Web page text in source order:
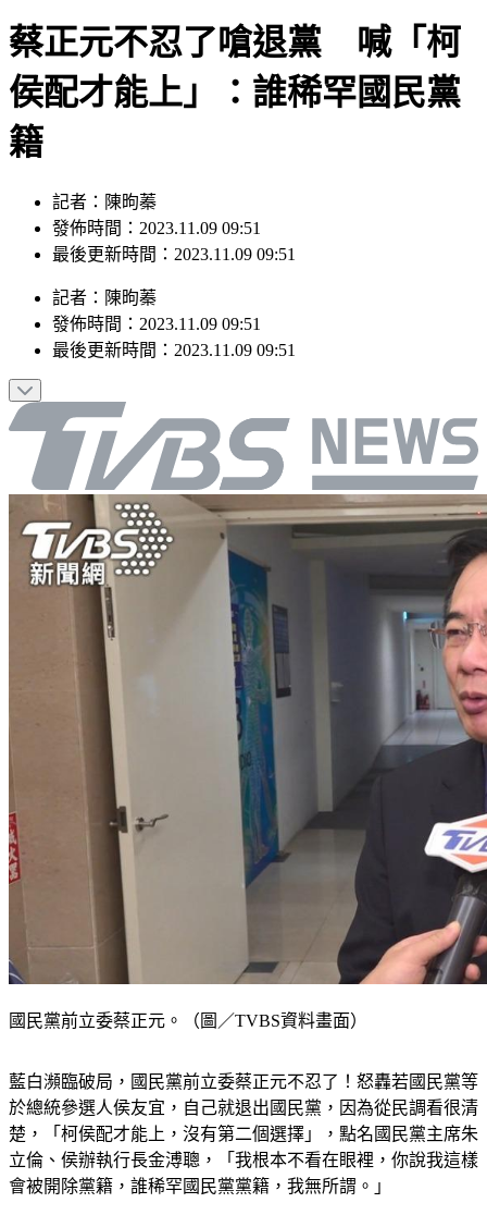
蔡正元不忍了嗆退黨 喊「柯
侯配才能上」：誰稀罕國民黨
籍
記者：陳昫蓁
發佈時間：2023.11.09 09:51
最後更新時間：2023.11.09 09:51
記者 ： 陳昫蓁
發佈時間： 2023.11.09 09:51
最後更新時間： 2023.11.09 09:51
國民黨前立委蔡正元。（圖／TVBS資料畫面）
藍白瀕臨破局，國民黨前立委蔡正元不忍了！怒轟若國民黨等
於總統參選人侯友宜，自己就退出國民黨，因為從民調看很清
楚，「柯侯配才能上，沒有第二個選擇」，點名國民黨主席朱
立倫、侯辦執行長金溥聰，「我根本不看在眼裡，你說我這樣
會被開除黨籍，誰稀罕國民黨黨籍，我無所謂。」